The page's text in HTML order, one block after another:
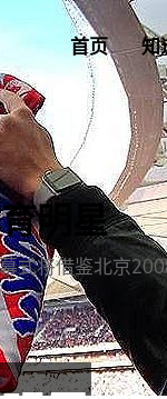
首页 知
明星
式将借鉴北京